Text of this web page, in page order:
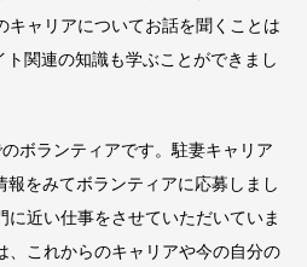
キャリアについてお話を聞くことは
関連の知識も学ぶことができまし
ボランティアです。駐妻キャリア
をみてボランティアに応募しまし
に近い仕事をさせていただいていま
、これからのキャリアや今の自分の